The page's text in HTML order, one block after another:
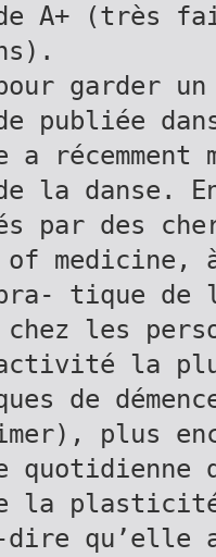
A+ (très
garder
publiée
a
la danse.
par des
of medicine,
tique de
chez les
la
de
plus
quotidienne
la
dire qu’elle